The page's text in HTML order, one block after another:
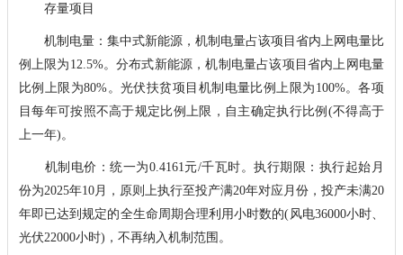
存量项目
机制电量：集中式新能源，机制电量占该项目省内上网电量比
例上限为12.5%。分布式新能源，机制电量占该项目省内上网电量
比例上限为80%。光伏扶贫项目机制电量比例上限为100%。各项
目每年可按照不高于规定比例上限，自主确定执行比例(不得高于
上一年)。
机制电价：统一为0.4161元/千瓦时。执行期限：执行起始月
份为2025年10月，原则上执行至投产满20年对应月份，投产未满20
年即已达到规定的全生命周期合理利用小时数的(风电36000小时、
光伏22000小时)，不再纳入机制范围。